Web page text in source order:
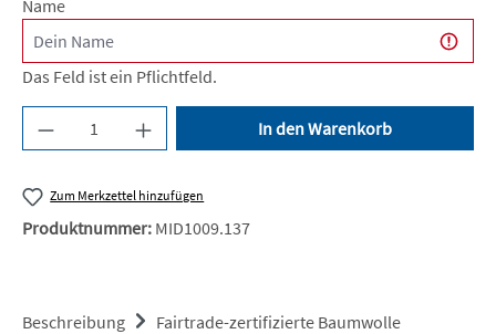
Name
Das Feld ist ein Pflichtfeld.
Produkt Anzahl: Gib den gewünschten Wert
In den Warenkorb
Zum Merkzettel hinzufügen
Produktnummer: MID1009.137
Beschreibung
Fairtrade-zertifizierte Baumwolle